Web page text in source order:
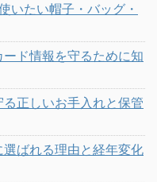
いたい帽子・バッグ・
ド情報を守るために知
正しいお手入れと保管
ばれる理由と経年変化